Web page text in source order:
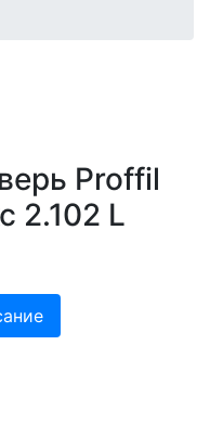
Proffil
2.102 L